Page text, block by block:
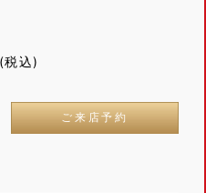
(税込)
ご来店予約